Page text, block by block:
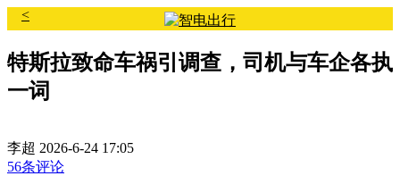
<
特斯拉致命车祸引调查，司机与车企各执
一词
李超 2026-6-24 17:05
56条评论